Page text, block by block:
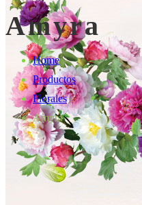
Amyra
Home
Productos
Florales
Amyra